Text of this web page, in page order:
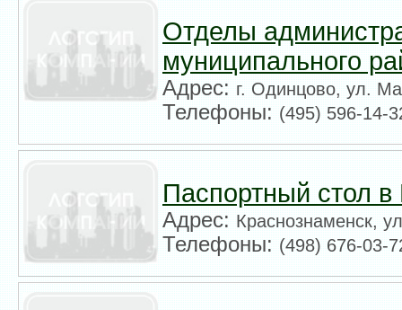
Отделы
муниципального
Адрес:г. Одинцово, ул.
Телефоны:(495) 596-14-
Паспортный стол в
Адрес:Краснознаменск,
Телефоны:(498) 676-03-